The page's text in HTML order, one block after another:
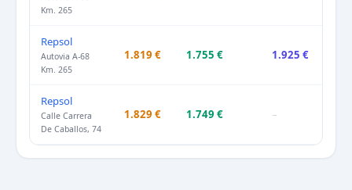
Km. 265
Repsol
Autovia A-68
Km. 265
1.819 € 1.755 € 1.925 €
Repsol
Calle Carrera
De Caballos, 74
1.829 € 1.749 € –